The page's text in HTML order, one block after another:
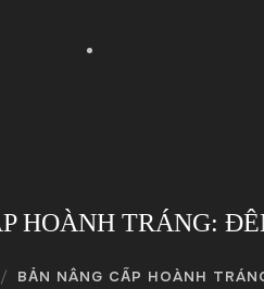
HOÀNH TRÁNG:
BẢN NÂNG CẤP HOÀNH